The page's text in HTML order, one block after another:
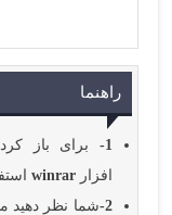
راهنما
1-
برای باز
افزارwinrar
2- شما نظر دهید